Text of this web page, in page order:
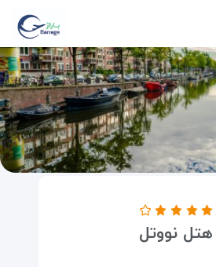
اقامتگاه ها هتل نووتل
هتل نووتل